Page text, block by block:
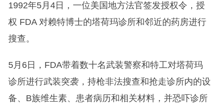
1992年5月4日，一位美国地方法官签发授权令，授
权 FDA 对赖特博士的塔荷玛诊所和邻近的药房进行
搜查。
5月6日，FDA带着数十名武装警察和特工对塔荷玛
诊所进行武装突袭，持枪非法搜查和抢走诊所内的设
备、B族维生素、患者病历和相关材料，并恐吓诊所